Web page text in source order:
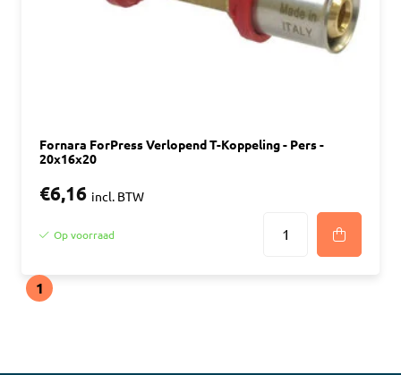
Fornara ForPress Verlopend T-Koppeling - Pers -
20x16x20
€6,16 incl. BTW
Op voorraad
1